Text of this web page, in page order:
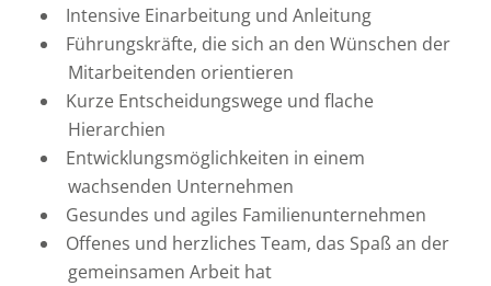
Intensive Einarbeitung und Anleitung
Führungskräfte, die sich an den Wünschen der
Mitarbeitenden orientieren
Kurze Entscheidungswege und flache
Hierarchien
Entwicklungsmöglichkeiten in einem
wachsenden Unternehmen
Gesundes und agiles Familienunternehmen
Offenes und herzliches Team, das Spaß an der
gemeinsamen Arbeit hat